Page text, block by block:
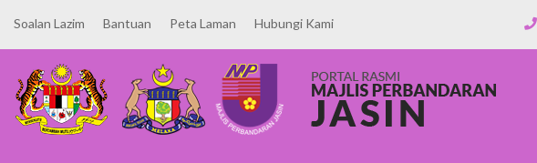
Soalan Lazim Bantuan Peta Laman Hubungi Kami